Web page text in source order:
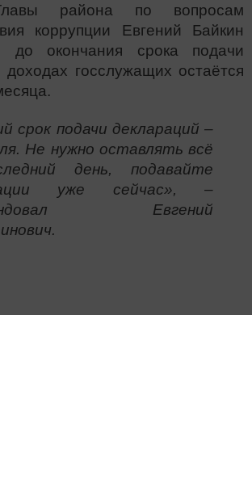
района по вопросам
коррупции Евгений Байкин
до окончания срока подачи
госслужащих остаётся
срок подачи деклараций –
Не нужно оставлять всё
день, подавайте
уже сейчас», –
Евгений
важным и интересным в